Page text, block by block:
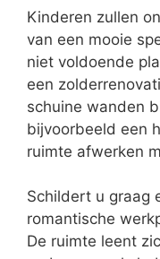
Kinderen zullen
van een mooie
niet voldoende
een
schuine wanden
bijvoorbeeld een
ruimte afwerken
Schildert u graag
romantische
De ruimte leent